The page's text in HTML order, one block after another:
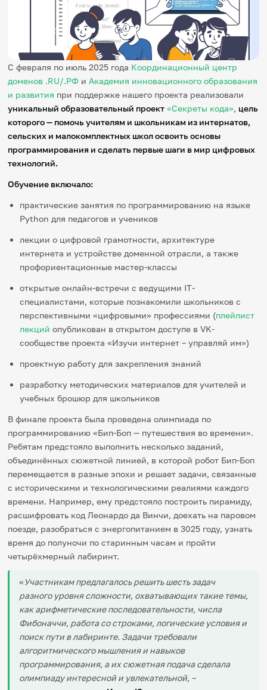
Игры и тренажеры
Игра «Знания»
Знания в тестах
Викторина
Словарь
Настолка
Памятки
Комиксы
Педагогам
Школа наставников
Методика
Незрячим
English
Задать вопрос
С февраля по июль 2025 года Координационный центр
доменов .RU/.РФ иАкадемия инновационного образования
и развития при поддержке нашего проекта реализовали
уникальный образовательный проект «Секреты кода», цель
которого — помочь учителям и школьникам из интернатов,
сельских и малокомплектных школ освоить основы
программирования и сделать первые шаги в мир цифровых
технологий.
Обучение включало:
практические занятия по программированию на языке
Python для педагогов и учеников
лекции о цифровой грамотности, архитектуре
интернета и устройстве доменной отрасли, а также
профориентационные мастер-классы
открытые онлайн-встречи с ведущими IT-
специалистами, которые познакомили школьников с
перспективными «цифровыми» профессиями (плейлист
лекций опубликован в открытом доступе в VK-
сообществе проекта «Изучи интернет – управляй им»)
проектную работу для закрепления знаний
разработку методических материалов для учителей и
учебных брошюр для школьников
В финале проекта была проведена олимпиада по
программированию «Бип-Боп — путешествия во времени».
Ребятам предстояло выполнить несколько заданий,
объединённых сюжетной линией, в которой робот Бип-Боп
перемещается в разные эпохи и решает задачи, связанные
с историческими и технологическими реалиями каждого
времени. Например, ему предстояло построить пирамиду,
расшифровать код Леонардо да Винчи, доехать на паровом
поезде, разобраться с энергопитанием в 3025 году, узнать
время до полуночи по старинным часам и пройти
четырёхмерный лабиринт.
« Участникам предлагалось решить шесть задач
разного уровня сложности, охватывающих такие темы,
как арифметические последовательности, числа
Фибоначчи, работа со строками, логические условия и
поиск пути в лабиринте. Задачи требовали
алгоритмического мышления и навыков
программирования, а их сюжетная подача сделала
олимпиаду интересной и увлекательной, –